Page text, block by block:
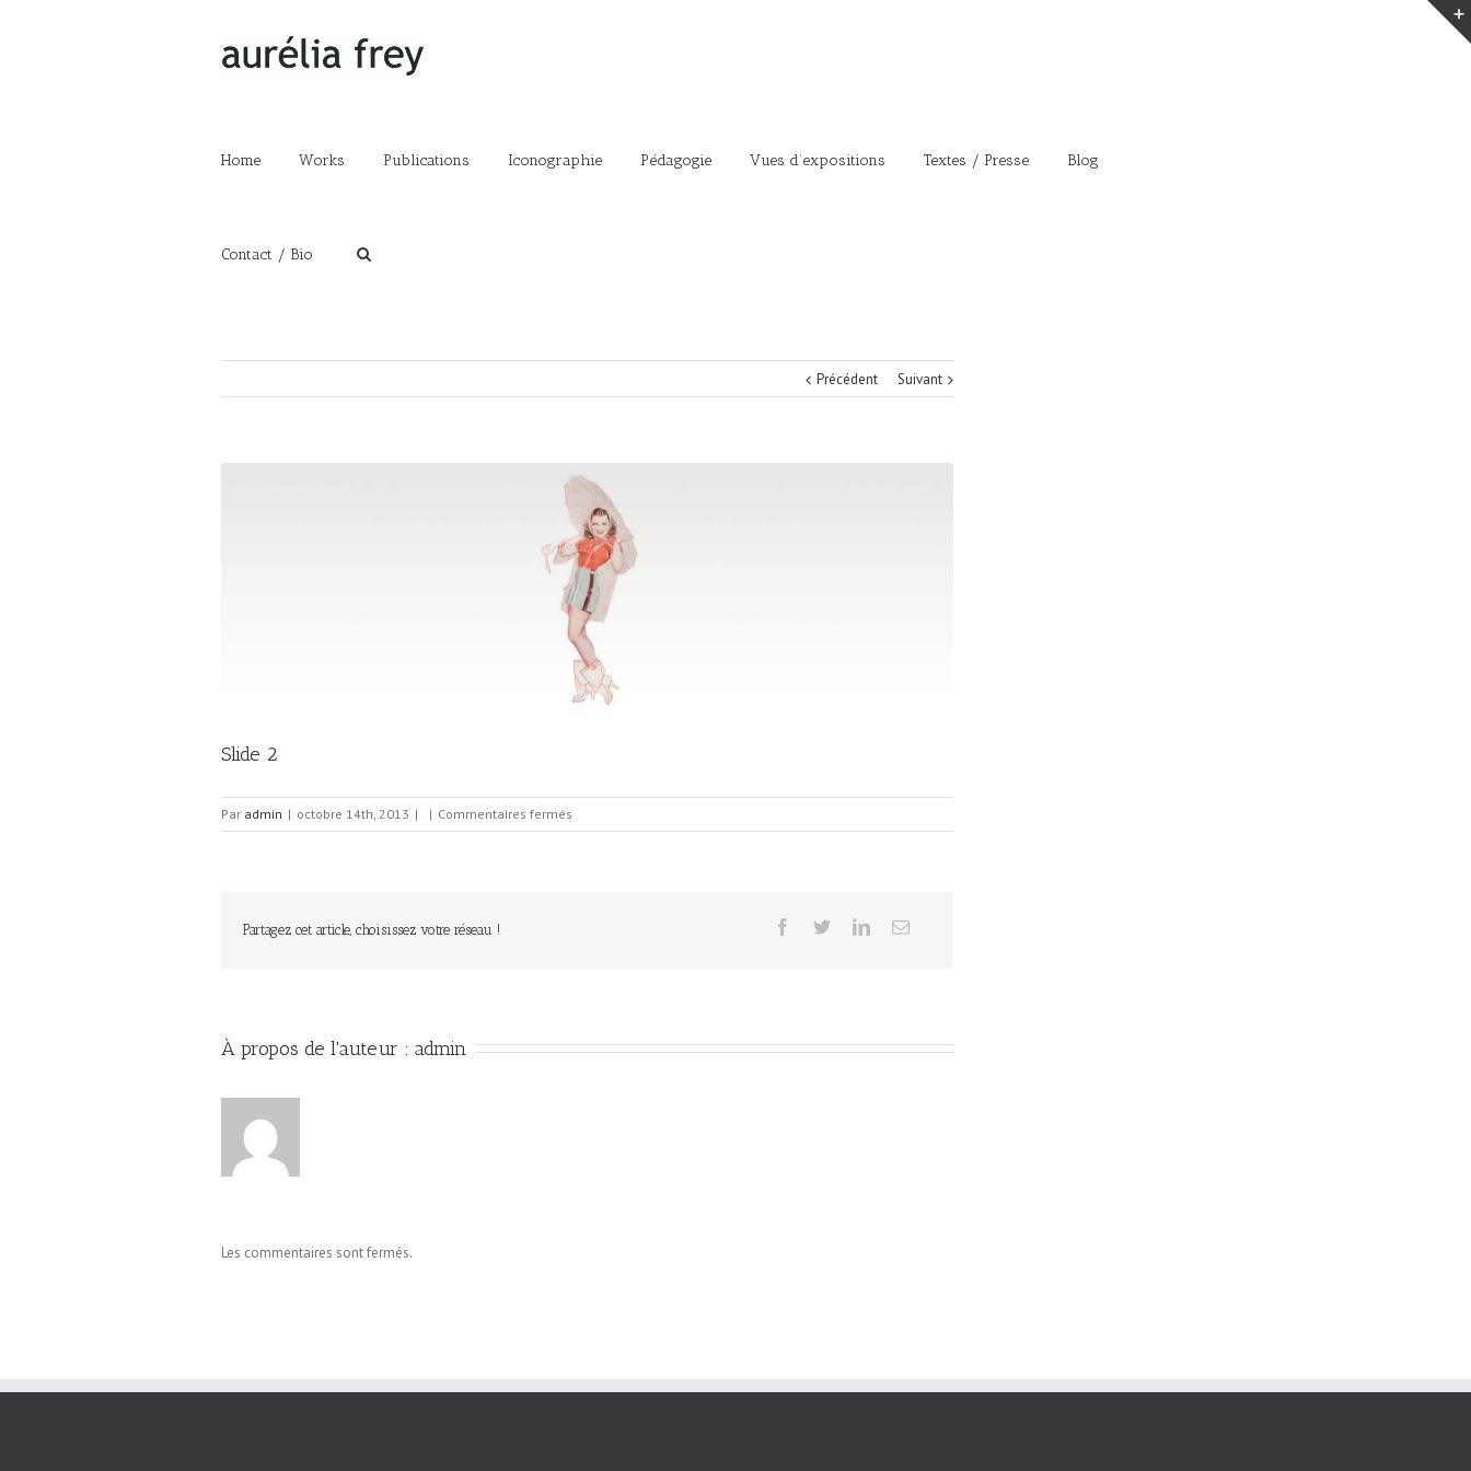
Home Works Publications Iconographie Pédagogie Vues d’expositions Textes / Presse Blog
Contact / Bio
Précédent Suivant
Slide 2
Par admin | octobre 14th, 2013 | | Commentaires fermés
Slide
Partagez cet article, choisissez votre réseau !
À propos de l'auteur : admin
Les commentaires sont fermés.